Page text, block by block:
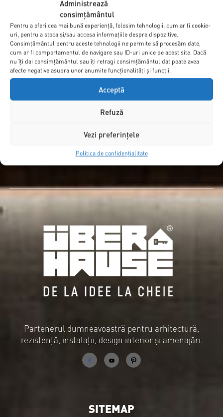
Administrează
consimțământul
Pentru a oferi cea mai bună experiență, folosim tehnologii, cum ar fi cookie-
uri, pentru a stoca și/sau accesa informațiile despre dispozitive.
Consimțământul pentru aceste tehnologii ne permite să procesăm date,
cum ar fi comportamentul de navigare sau ID-uri unice pe acest site. Dacă
nu îți dai consimțământul sau îți retragi consimțământul dat poate avea
afecte negative asupra unor anumite funcționalități și funcții.
Acceptă
Refuză
Vezi preferințele
Politica de confidențialitate
V-AM TREZIT INTERESUL?
LUAȚI LEGĂTURA CU NOI!
Pe uberhause.ro găsiți proiecte pentru casa pe care o
căutați. Alegeți proiectul și construiți casa așa cum
doriți.
Contactați-ne
Partenerul dumneavoastră pentru arhitectură,
rezistență, instalații, design interior și amenajări.
SITEMAP